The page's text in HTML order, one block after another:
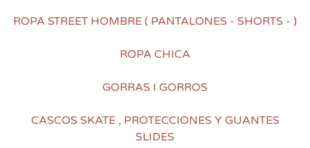
ROPA STREET HOMBRE ( PANTALONES - SHORTS - )
ROPA CHICA
GORRAS I GORROS
CASCOS SKATE , PROTECCIONES Y GUANTES
SLIDES